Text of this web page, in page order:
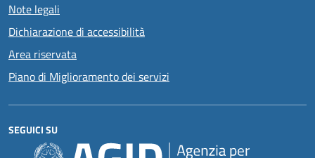
Note legali
Dichiarazione di accessibilità
Area riservata
Piano di Miglioramento dei servizi
SEGUICI SU